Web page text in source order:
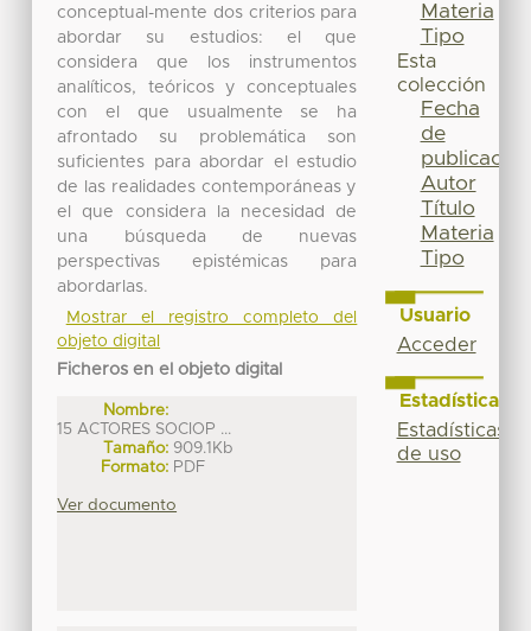
conceptual-mente dos criterios para
abordar su estudios: el que
considera que los instrumentos
analíticos, teóricos y conceptuales
con el que usualmente se ha
afrontado su problemática son
suficientes para abordar el estudio
de las realidades contemporáneas y
el que considera la necesidad de
una búsqueda de nuevas
perspectivas epistémicas para
abordarlas.
Mostrar el registro completo del
objeto digital
Ficheros en el objeto digital
Nombre:
15 ACTORES SOCIOP ...
Tamaño: 909.1Kb
Formato: PDF
Ver documento
Materia
Tipo
Esta
colección
Fecha
de
publicación
Autor
Título
Materia
Tipo
Usuario
Acceder
Estadísticas
Estadísticas
de uso